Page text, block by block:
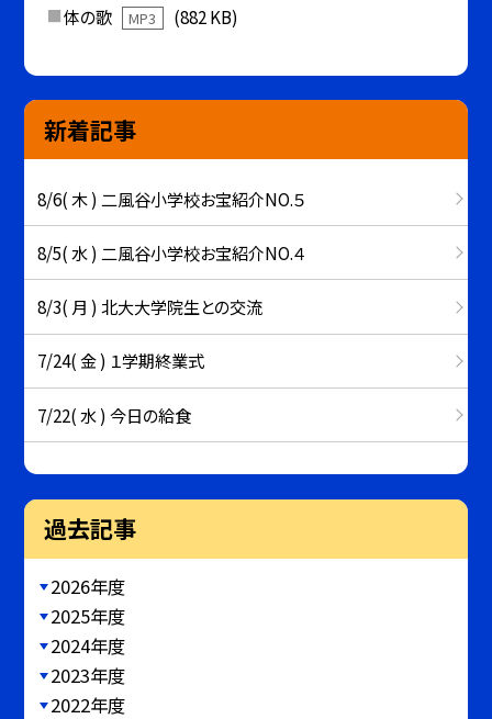
体の歌 MP3 (882 KB)
新着記事
8/6( 木 ) 二風谷小学校お宝紹介NO.５
8/5( 水 ) 二風谷小学校お宝紹介NO.４
8/3( 月 ) 北大大学院生との交流
7/24( 金 ) １学期終業式
7/22( 水 ) 今日の給食
過去記事
2026年度
2025年度
2024年度
2023年度
2022年度